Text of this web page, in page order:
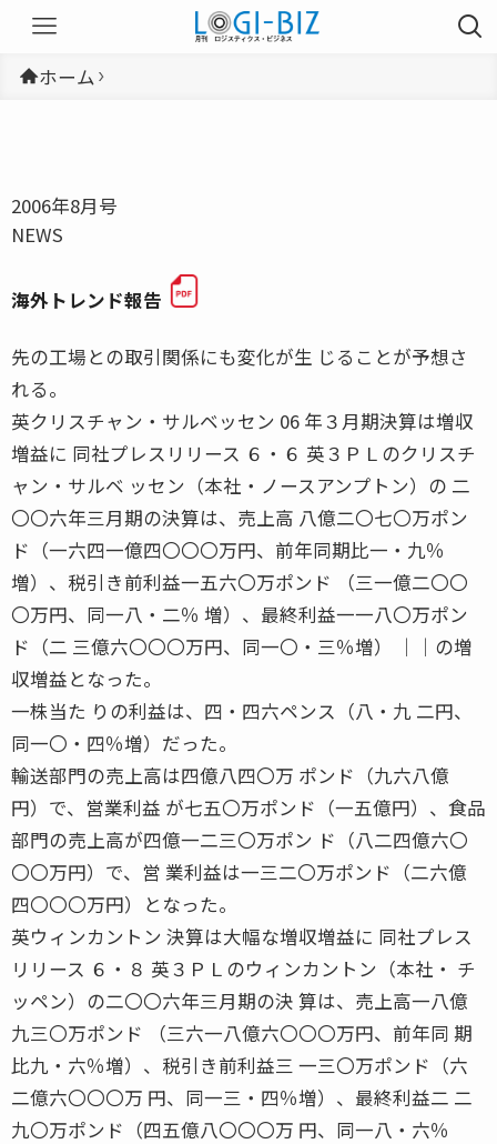
ホーム
2006年8月号
NEWS
海外トレンド報告
先の工場との取引関係にも変化が生 じることが予想さ
れる。
英クリスチャン・サルベッセン 06 年３月期決算は増収
増益に 同社プレスリリース ６・６ 英３ＰＬのクリスチ
ャン・サルベ ッセン（本社・ノースアンプトン）の 二
〇〇六年三月期の決算は、売上高 八億二〇七〇万ポン
ド（一六四一億四〇〇〇万円、前年同期比一・九％
増）、税引き前利益一五六〇万ポンド （三一億二〇〇
〇万円、同一八・二％ 増）、最終利益一一八〇万ポン
ド（二 三億六〇〇〇万円、同一〇・三％増） ││の増
収増益となった。
一株当た りの利益は、四・四六ペンス（八・九 二円、
同一〇・四％増）だった。
輸送部門の売上高は四億八四〇万 ポンド（九六八億
円）で、営業利益 が七五〇万ポンド（一五億円）、食品
部門の売上高が四億一二三〇万ポン ド（八二四億六〇
〇〇万円）で、営 業利益は一三二〇万ポンド（二六億
四〇〇〇万円）となった。
英ウィンカントン 決算は大幅な増収増益に 同社プレス
リリース ６・８ 英３ＰＬのウィンカントン（本社・ チ
ッペン）の二〇〇六年三月期の決 算は、売上高一八億
九三〇万ポンド （三六一八億六〇〇〇万円、前年同 期
比九・六％増）、税引き前利益三 一三〇万ポンド（六
二億六〇〇〇万 円、同一三・四％増）、最終利益二 二
九〇万ポンド（四五億八〇〇〇万 円、同一八・六％